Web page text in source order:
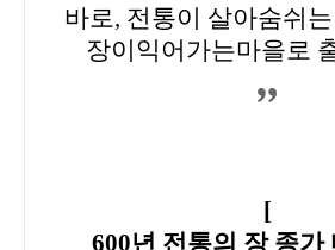
바로, 전통이 살아숨쉬
장이익어가는마을로
[
600년 전통의 장 종가